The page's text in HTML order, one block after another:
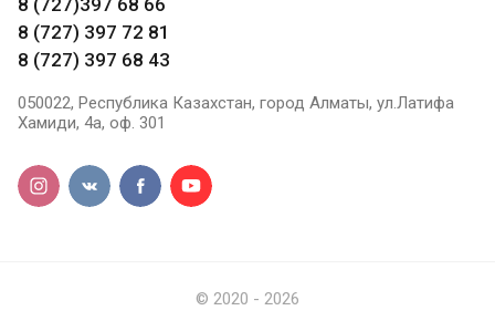
8 (727)397 68 66
8 (727) 397 72 81
8 (727) 397 68 43
050022, Республика Казахстан, город Алматы, ул.Латифа
Хамиди, 4а, оф. 301
© 2020 - 2026